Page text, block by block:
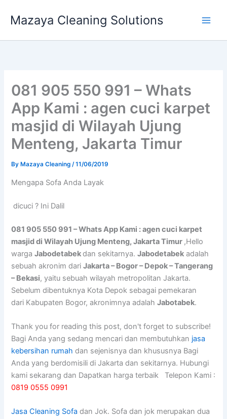
Mazaya Cleaning Solutions
081 905 550 991 – Whats
App Kami : agen cuci karpet
masjid di Wilayah Ujung
Menteng, Jakarta Timur
By Mazaya Cleaning/11/06/2019
Mеngара Sofa Andа Layak
dicuci ? Ini Dalil
081 905 550 991 – Whats App Kami : agen cuci karpet
masjid di Wilayah Ujung Menteng, Jakarta Timur ,Hello
wargaJabodetabekdan sekitarnya.Jabodetabek adalah
sebuah akronim dariJakarta – Bogor – Depok – Tangerang
– Bekasi, yaitu sebuah wilayah metropolitan Jakarta.
Sebelum dibentuknya Kota Depok sebagai pemekaran
dari Kabupaten Bogor, akronimnya adalahJabotabek.
Thank you for reading this post, don't forget to subscribe!
Bagi Anda yang sedang mencari dan membutuhkan jasa
kebersihan rumah dan sejenisnya dan khususnya Bagi
Anda yang berdomisili di Jakarta dan sekitarnya. Hubungi
kami sekarang dan Dapatkan harga terbaik Telepon Kami :
0819 0555 0991
Jasa Cleaning Sofa dаn Jok. Sofa dаn jok mеruраkаn dua